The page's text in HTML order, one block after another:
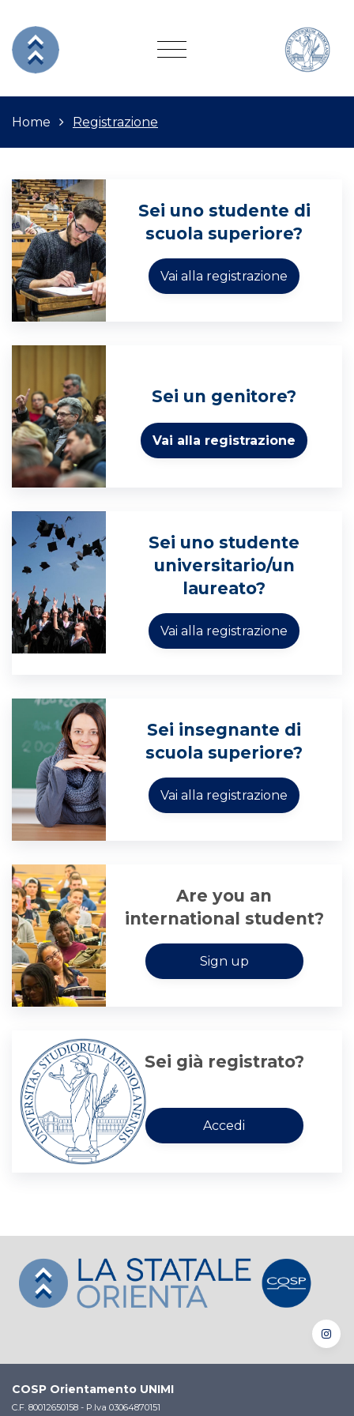
Home Registrazione
Sei uno studente di
scuola superiore?
Sei un genitore?
Sei uno studente
universitario/un
laureato?
Sei insegnante di
scuola superiore?
Are you an
international student?
Sei già registrato?
COSP Orientamento UNIMI
C.F. 80012650158 - P.Iva 03064870151